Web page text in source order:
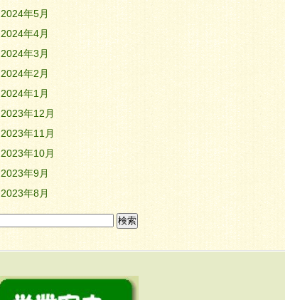
2024年5月
2024年4月
2024年3月
2024年2月
2024年1月
2023年12月
2023年11月
2023年10月
2023年9月
2023年8月